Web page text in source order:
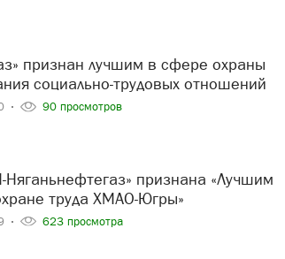
социально-трудовых отношений
90 просмотров
труда ХМАО-Югры»
623 просмотра